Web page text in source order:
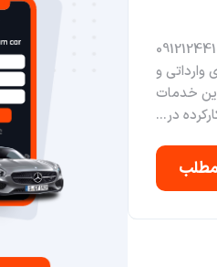
خریدار ماشین در تهران 09121244105
و
خدمات
در...
مطلب